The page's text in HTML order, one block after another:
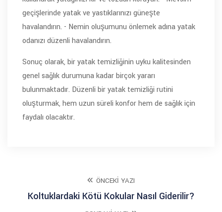
geçişlerinde yatak ve yastıklarınızı güneşte
havalandırın. - Nemin oluşumunu önlemek adına yatak
odanızı düzenli havalandırın.
Sonuç olarak, bir yatak temizliğinin uyku kalitesinden
genel sağlık durumuna kadar birçok yararı
bulunmaktadır. Düzenli bir yatak temizliği rutini
oluşturmak, hem uzun süreli konfor hem de sağlık için
faydalı olacaktır.
ÖNCEKI YAZI
Koltuklardaki Kötü Kokular Nasıl Giderilir?